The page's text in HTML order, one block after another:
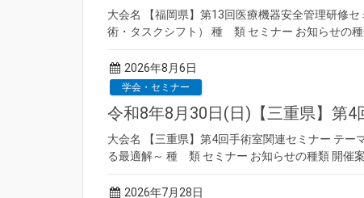
大会名 【福岡県】第13回医療機器安全管理研修
術・タスクシフト） 種 類 セミナー お知らせの
2026年8月6日
学会・セミナー
令和8年8月30日(日)【三重県】第4
大会名 【三重県】第4回手術室関連セミナー テー
る最適解～ 種 類 セミナー お知らせの種類 開催
2026年7月28日